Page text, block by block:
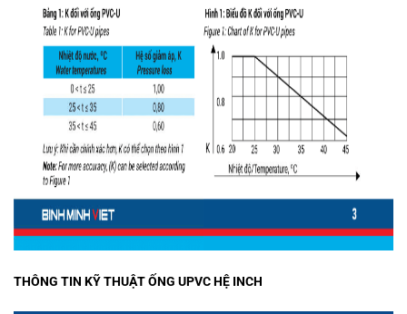
THÔNG TIN KỸ THUẬT ỐNG UPVC HỆ INCH